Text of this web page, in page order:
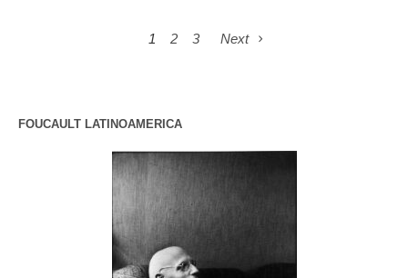
1 2 3 Next
FOUCAULT LATINOAMERICA